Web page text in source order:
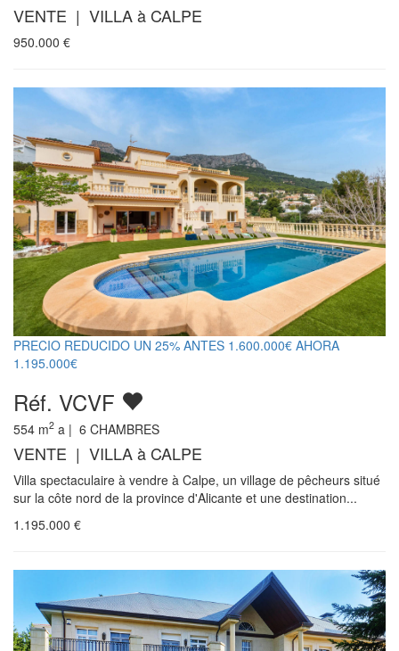
VENTE | VILLA à CALPE
950.000 €
PRECIO REDUCIDO UN 25% ANTES 1.600.000€ AHORA
1.195.000€
Réf. VCVF
554 m2 a | 6 CHAMBRES
VENTE | VILLA à CALPE
Villa spectaculaire à vendre à Calpe, un village de pêcheurs situé
sur la côte nord de la province d'Alicante et une destination...
1.195.000 €